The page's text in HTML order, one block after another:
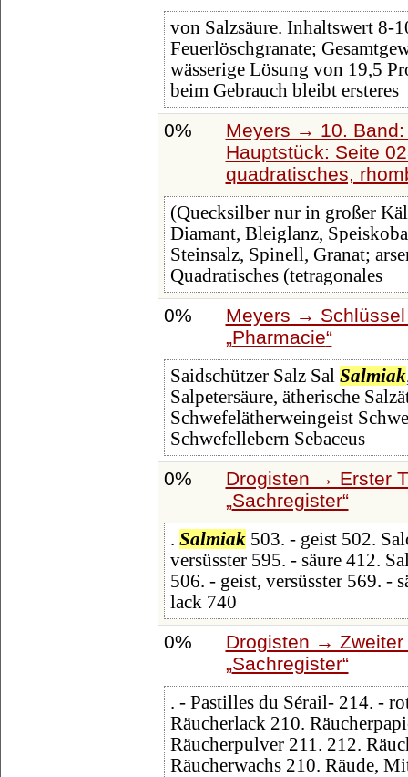
von Salzsäure. Inhaltswert 8-
Feuerlöschgranate;
wässerige Lösung von 19,5
beim Gebrauch bleibt ersteres
0%
Meyers → 10.
Hauptstück: Seite
quadratisches,
(Quecksilber nur in großer
Diamant, Bleiglanz,
Steinsalz, Spinell, Granat;
Quadratisches (tetragonales
0%
Meyers →
Pharmacie
Saidschützer Salz Sal Salmiak
Salpetersäure, ätherische
Schwefelätherweingeist
Schwefellebern Sebaceus
0%
Drogisten → Erster
Sachregister
. Salmiak503. - geist 502.
versüsster 595. - säure 412.
506. - geist, versüsster 569. -
lack 740
0%
Drogisten →
Sachregister
. - Pastilles du Sérail- 214. -
Räucherlack 210.
Räucherpulver 211. 212.
Räucherwachs 210. Räude,